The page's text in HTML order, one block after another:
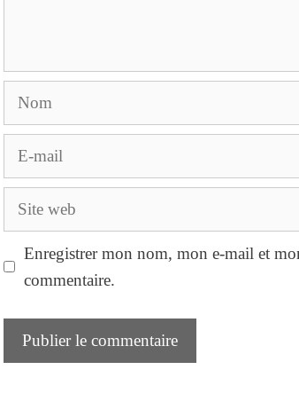
Nom
E-
Site
Enregistrer mon nom, mon e-mail et
commentaire.